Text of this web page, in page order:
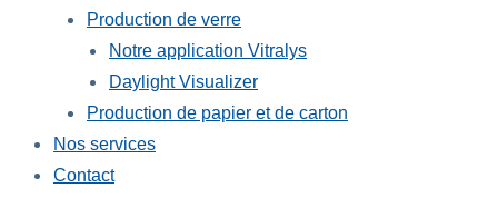
Production de verre
Notre application Vitralys
Daylight Visualizer
Production de papier et de carton
Nos services
Contact